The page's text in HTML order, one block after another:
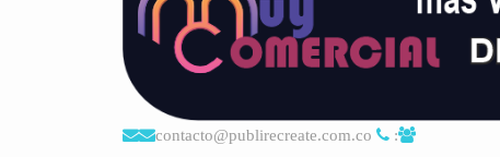
contacto@publirecreate.com.co :